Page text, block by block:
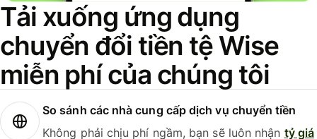
Tải xuống ứng dụng
chuyển đổi tiền tệ Wise
miễn phí của chúng tôi
So sánh các nhà cung cấp dịch vụ chuyển tiền
Không phải chịu phí ngầm, bạn sẽ luôn nhận tỷ giá